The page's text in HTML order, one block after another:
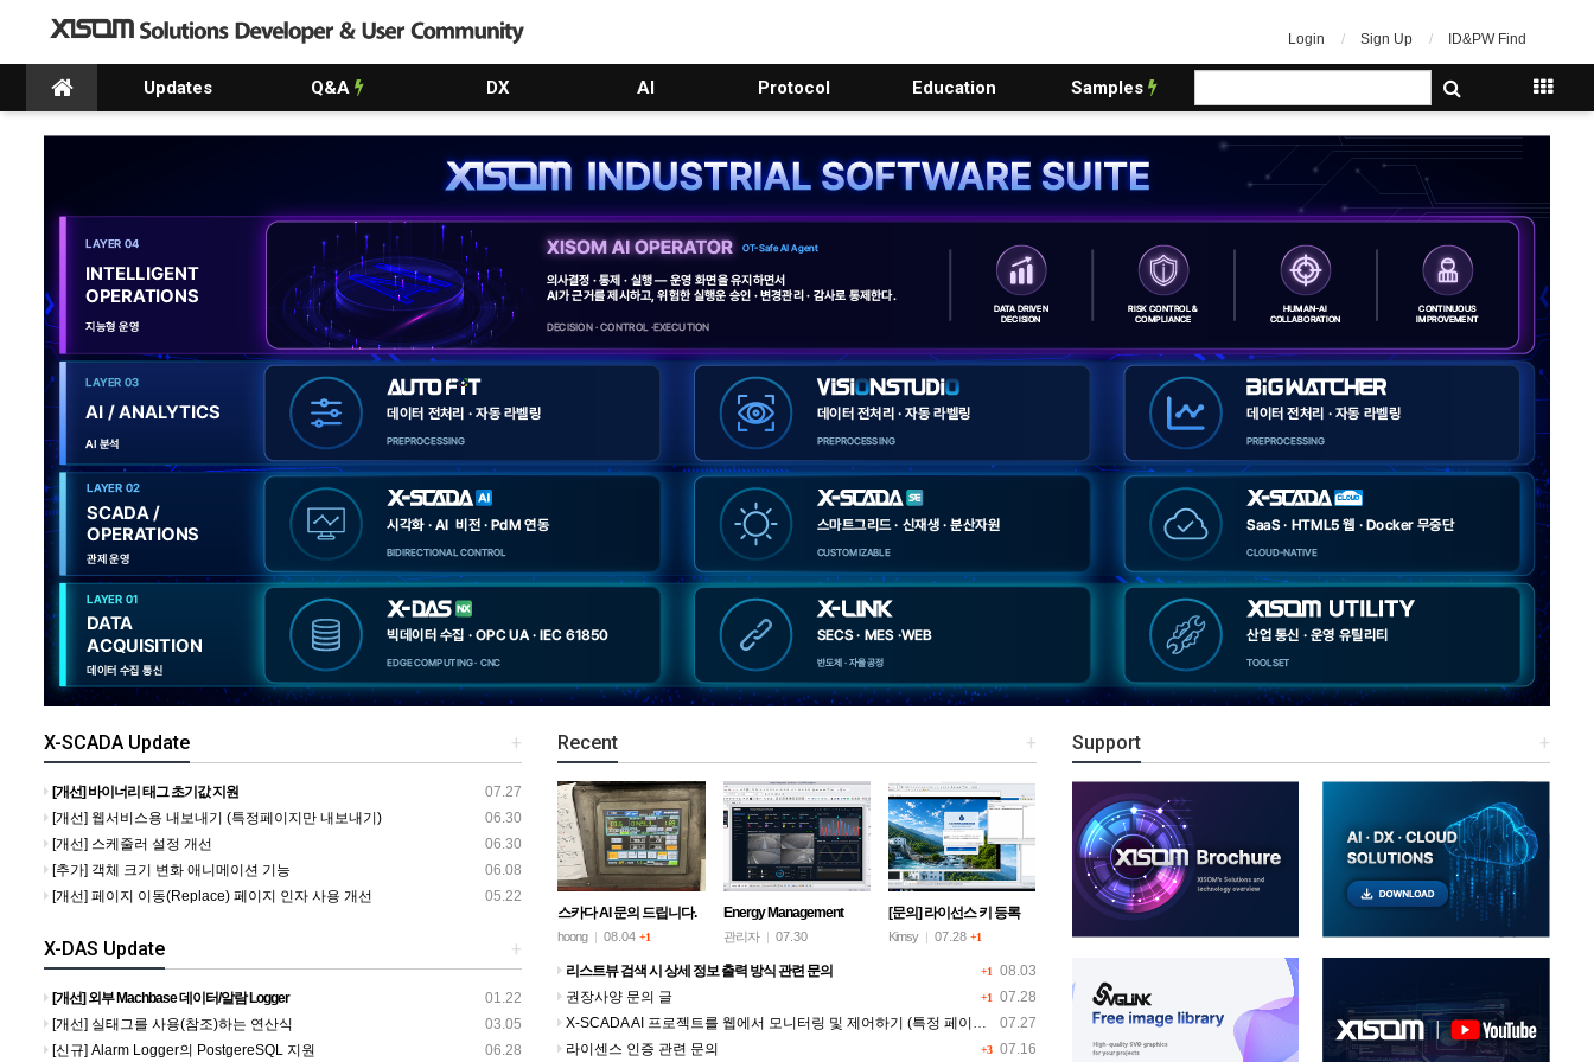
Login Sign Up ID&PW Find
Updates Q&A DX AI Protocol Education Samples
+
X-SCADA Update
07.27
[개선] 바이너리 태그 초기값 지원
06.30
[개선] 웹서비스용 내보내기 (특정페이지만 내보내기)
06.30
[개선] 스케줄러 설정 개선
06.08
[추가] 객체 크기 변화 애니메이션 기능
05.22
[개선] 페이지 이동(Replace) 페이지 인자 사용 개선
+
X-DAS Update
01.22
[개선] 외부 Machbase 데이터/알람 Logger
03.05
[개선] 실태그를 사용(참조)하는 연산식
06.28
[신규] Alarm Logger의 PostgereSQL 지원
+
Recent
스카다 AI 문의 드립니다.
hoong 08.04+1
Energy Management
System (OpenWeather
API를 활용한 날씨 정보
관리자 07.30
[문의] 라이선스 키 등록
후 데모 모드 진입 및 10분
Kimsy 07.28 +1
+108.03
리스트뷰 검색 시 상세 정보 출력 방식 관련 문의
+107.28
권장사양 문의 글
07.27
X-SCADA AI 프로젝트를 웹에서 모니터링 및 제어하기 (특정 페이지만 내보내기)
+307.16
라이센스 인증 관련 문의
+
Support